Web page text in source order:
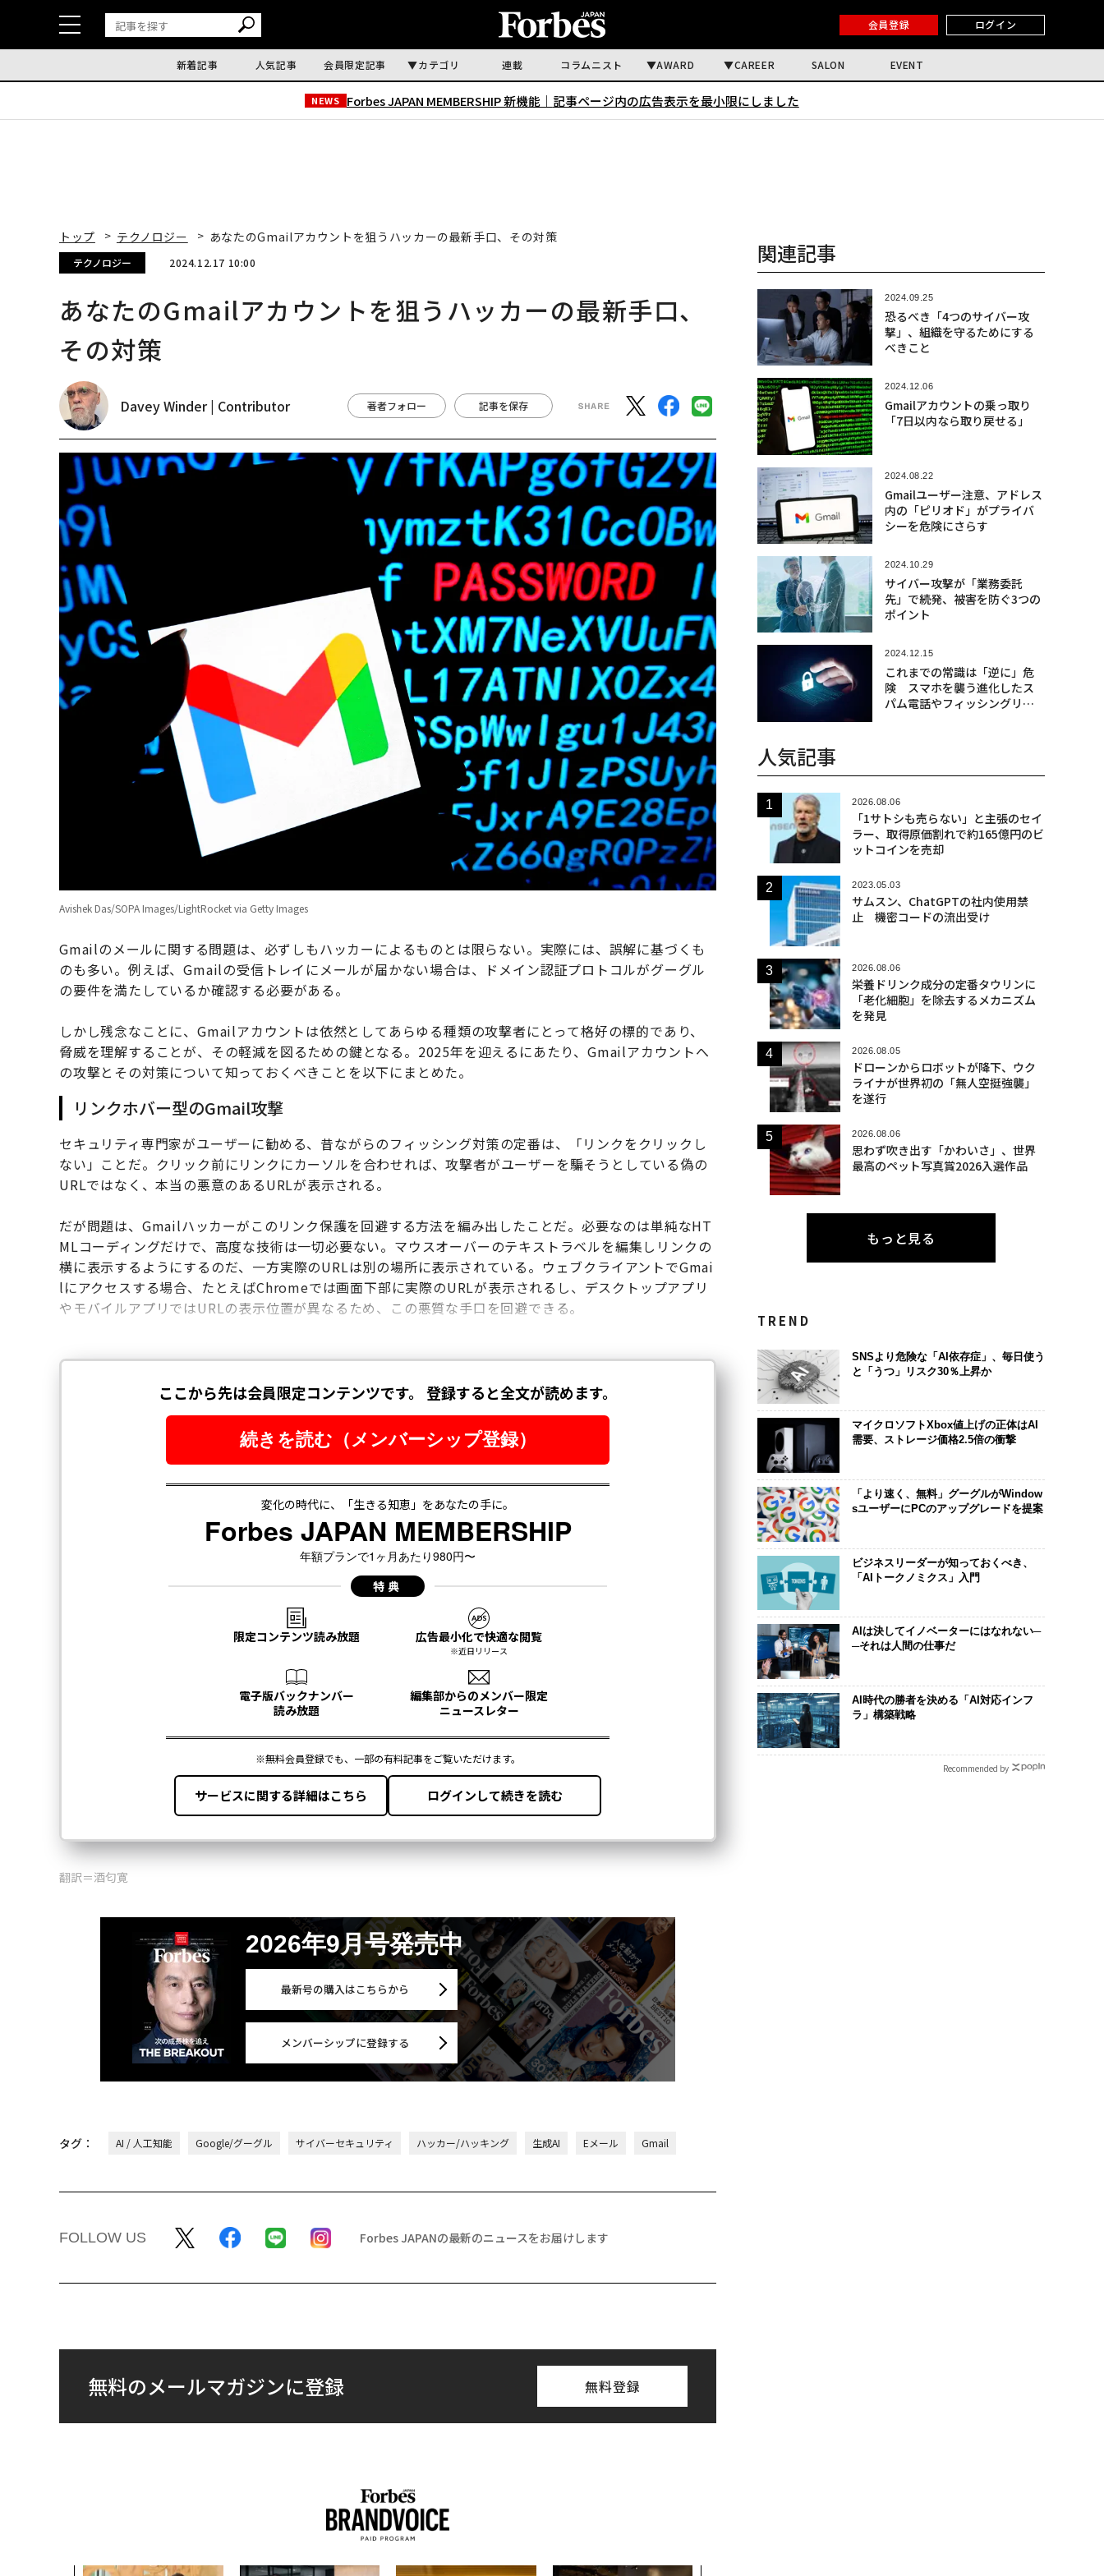
会員登録 ログイン
新着記事 人気記事 会員限定記事 カテゴリ 連載 コラムニスト AWARD CAREER SALON EVENT
NEWS Forbes JAPAN MEMBERSHIP 新機能｜ 記事ページ内の広告表示を最小限にしました
トップ テクノロジー あなたのGmailアカウントを狙うハッカーの最新手口、その対策
テクノロジー 2024.12.17 10:00
あなたのGmailアカウントを狙うハッカーの最新手口、
その対策
Davey Winder | Contributor 著者フォロー 記事を保存
Avishek Das/SOPA Images/LightRocket via Getty Images
Gmailのメールに関する問題は、必ずしもハッカーによるものとは限らない。実際には、誤解に基づくも
のも多い。例えば、Gmailの受信トレイにメールが届かない場合は、ドメイン認証プロトコルがグーグル
の要件を満たしているか確認する必要がある。
しかし残念なことに、Gmailアカウントは依然としてあらゆる種類の攻撃者にとって格好の標的であり、
脅威を理解することが、その軽減を図るための鍵となる。2025年を迎えるにあたり、Gmailアカウントへ
の攻撃とその対策について知っておくべきことを以下にまとめた。
リンクホバー型のGmail攻撃
セキュリティ専門家がユーザーに勧める、昔ながらのフィッシング対策の定番は、「リンクをクリックし
ない」ことだ。クリック前にリンクにカーソルを合わせれば、攻撃者がユーザーを騙そうとしている偽の
URLではなく、本当の悪意のあるURLが表示される。
だが問題は、Gmailハッカーがこのリンク保護を回避する方法を編み出したことだ。必要なのは単純なHT
MLコーディングだけで、高度な技術は一切必要ない。マウスオーバーのテキストラベルを編集しリンクの
横に表示するようにするのだ、一方実際のURLは別の場所に表示されている。ウェブクライアントでGmai
lにアクセスする場合、たとえばChromeでは画面下部に実際のURLが表示されるし、デスクトップアプリ
やモバイルアプリではURLの表示位置が異なるため、この悪質な手口を回避できる。
翻訳＝酒匂寛
2026年9月号発売中
最新号の購入はこちらから
メンバーシップに登録する
タグ： AI / 人工知能 Google/グーグル サイバーセキュリティ ハッカー/ハッキング 生成AI Eメール Gmail
FOLLOW US Forbes JAPANの最新のニュースをお届けします
無料のメールマガジンに登録 無料登録
関連記事
2024.09.25
恐るべき「4つのサイバー攻
撃」、組織を守るためにする
べきこと
2024.12.06
Gmailアカウントの乗っ取り
「7日以内なら取り戻せる」
2024.08.22
Gmailユーザー注意、アドレス
内の「ピリオド」がプライバ
シーを危険にさらす
2024.10.29
サイバー攻撃が「業務委託
先」で続発、被害を防ぐ3つの
ポイント
2024.12.15
これまでの常識は「逆に」危
険 スマホを襲う進化したス
パム電話やフィッシングリン
人気記事
2026.08.06
「1サトシも売らない」と主張のセイ
ラー、取得原価割れで約165億円のビ
ットコインを売却
2023.05.03
サムスン、ChatGPTの社内使用禁
止 機密コードの流出受け
2026.08.06
栄養ドリンク成分の定番タウリンに
「老化細胞」を除去するメカニズム
を発見
2026.08.05
ドローンからロボットが降下、ウク
ライナが世界初の「無人空挺強襲」
を遂行
2026.08.06
思わず吹き出す「かわいさ」、世界
最高のペット写真賞2026入選作品
もっと見る
TREND
SNSより危険な「AI依存症」、毎日使う
と「うつ」リスク30％上昇か
マイクロソフトXbox値上げの正体はAI
需要、ストレージ価格2.5倍の衝撃
「より速く、無料」グーグルがWindow
sユーザーにPCのアップグレードを提案
ビジネスリーダーが知っておくべき、
「AIトークノミクス」入門
AIは決してイノベーターにはなれない─
─それは人間の仕事だ
AI時代の勝者を決める「AI対応インフ
ラ」構築戦略
Recommended by